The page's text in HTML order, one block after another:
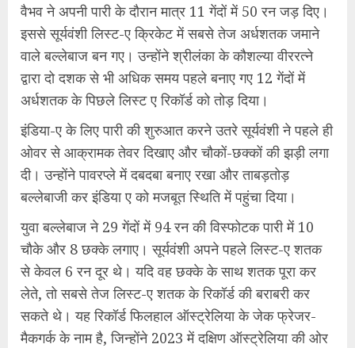
वैभव ने अपनी पारी के दौरान मात्र 11 गेंदों में 50 रन जड़ दिए।
इससे सूर्यवंशी लिस्ट-ए क्रिकेट में सबसे तेज अर्धशतक जमाने
वाले बल्लेबाज बन गए। उन्होंने श्रीलंका के कौशल्या वीररत्ने
द्वारा दो दशक से भी अधिक समय पहले बनाए गए 12 गेंदों में
अर्धशतक के पिछले लिस्ट ए रिकॉर्ड को तोड़ दिया।
इंडिया-ए के लिए पारी की शुरुआत करने उतरे सूर्यवंशी ने पहले ही
ओवर से आक्रामक तेवर दिखाए और चौकों-छक्कों की झड़ी लगा
दी। उन्होंने पावरप्ले में दबदबा बनाए रखा और ताबड़तोड़
बल्लेबाजी कर इंडिया ए को मजबूत स्थिति में पहुंचा दिया।
युवा बल्लेबाज ने 29 गेंदों में 94 रन की विस्फोटक पारी में 10
चौके और 8 छक्के लगाए। सूर्यवंशी अपने पहले लिस्ट-ए शतक
से केवल 6 रन दूर थे। यदि वह छक्के के साथ शतक पूरा कर
लेते, तो सबसे तेज लिस्ट-ए शतक के रिकॉर्ड की बराबरी कर
सकते थे। यह रिकॉर्ड फिलहाल ऑस्ट्रेलिया के जेक फ्रेजर-
मैकगर्क के नाम है, जिन्होंने 2023 में दक्षिण ऑस्ट्रेलिया की ओर